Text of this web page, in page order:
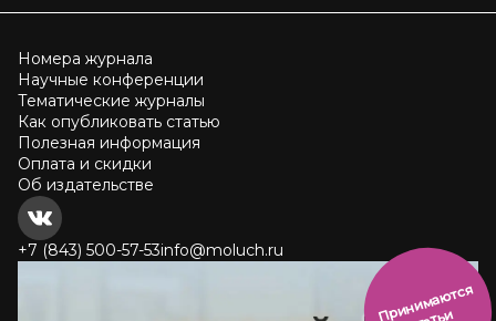
Номера журнала
Научные конференции
Тематические журналы
Как опубликовать статью
Полезная информация
Оплата и скидки
Об издательстве
+7 (843) 500-57-53info@moluch.ru
и
н
и
м
а
ют
с
я
ст
ать